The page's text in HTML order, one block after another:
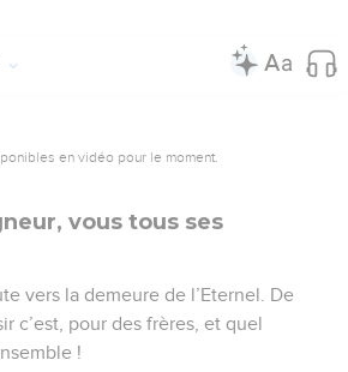
en vidéo pour le moment.
vous tous ses
vers la demeure de l’Eternel. De
c’est, pour des frères, et quel
!